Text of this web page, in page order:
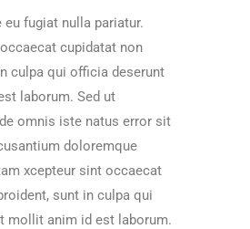
fugiat nulla pariatur.
cupidatat non
culpa qui officia deserunt
laborum. Sed ut
omnis iste natus error sit
doloremque
xcepteur sint occaecat
sunt in culpa qui
mollit anim id est laborum.